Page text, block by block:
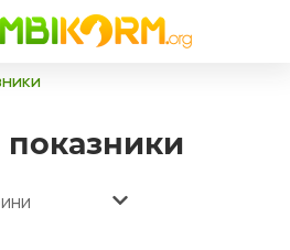
показники